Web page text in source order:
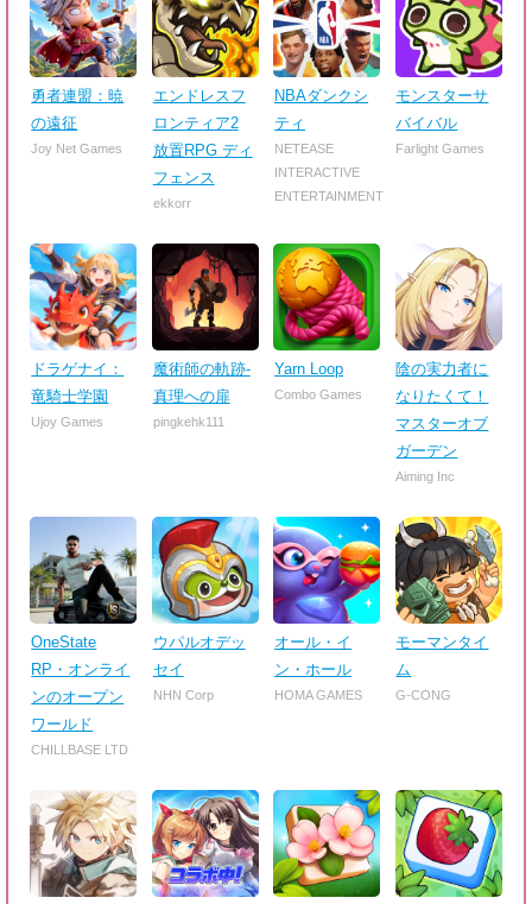
勇者連盟：暁
の遠征
Joy Net Games
エンドレスフ
ロンティア2
放置RPG ディ
フェンス
ekkorr
NBAダンクシ
ティ
NETEASE
INTERACTIVE
ENTERTAINMENT
モンスターサ
バイバル
Farlight Games
ドラゲナイ：
竜騎士学園
Ujoy Games
魔術師の軌跡-
真理への扉
pingkehk111
Yarn Loop
Combo Games
陰の実力者に
なりたくて！
マスターオブ
ガーデン
Aiming Inc
OneState
RP・オンライ
ンのオープン
ワールド
CHILLBASE LTD
ウパルオデッ
セイ
NHN Corp
オール・イ
ン・ホール
HOMA GAMES
モーマンタイ
ム
G-CONG